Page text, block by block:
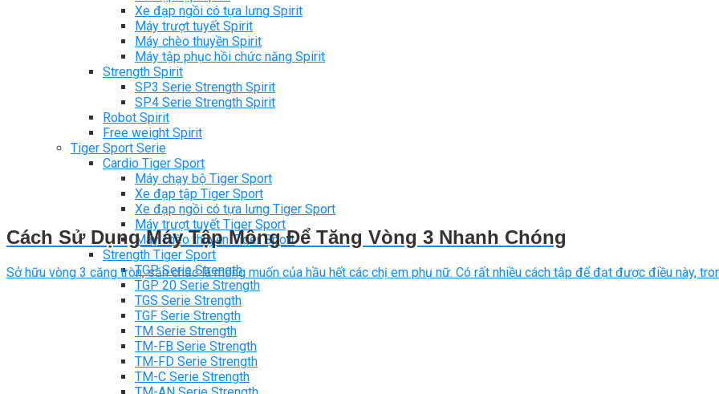
Xe đạp ngồi có tựa lưng Spirit
Máy trượt tuyết Spirit
Máy chèo thuyền Spirit
Máy tập phục hồi chức năng Spirit
Strength Spirit
SP3 Serie Strength Spirit
SP4 Serie Strength Spirit
Robot Spirit
Free weight Spirit
Tiger Sport Serie
Cardio Tiger Sport
Máy chạy bộ Tiger Sport
Xe đạp tập Tiger Sport
Xe đạp ngồi có tựa lưng Tiger Sport
Máy trượt tuyết Tiger Sport
Máy chèo thuyền Tiger Sport
Strength Tiger Sport
TGP Serie Strength
TGP 20 Serie Strength
TGS Serie Strength
TGF Serie Strength
TM Serie Strength
TM-FB Serie Strength
TM-FD Serie Strength
TM-C Serie Strength
Cách Sử Dụng Máy Tập Mông Để Tăng Vòng 3 Nhanh Chóng
Sở hữu vòng 3 căng tròn, săn chắc là mong muốn của hầu hết các chị em phụ nữ. Có rất nhiều cách tập để đạt được điều này,